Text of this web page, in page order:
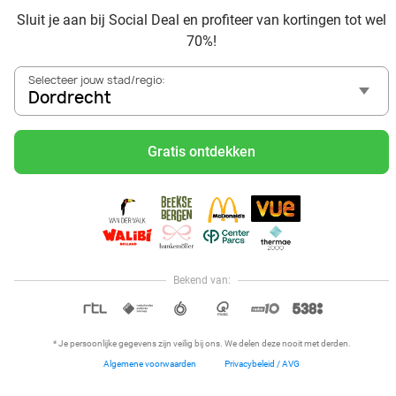
Sluit je aan bij Social Deal en profiteer van kortingen tot wel
70%!
Selecteer jouw stad/regio:
Dordrecht
Gratis ontdekken
Bekend van:
* Je persoonlijke gegevens zijn veilig bij ons. We delen deze nooit met derden.
Algemene voorwaarden Privacybeleid / AVG
Voordelig genieten bij Sunparks met korting vanuit
Met hoge korting naar de zonnebank in Dordrecht
Skiën met korting in Dordrecht? Ontdek de leukste
skihallen en indoor skibanen
Schaatsen in Dordrecht en omgeving
Holiday on Ice tickets met korting in Dordrecht
Social Deal voordeelshop: ah, zoveel mooie deals in regio
Reis af naar Ketteler Hof vanuit Dordrecht en beleef ultiem
speelplezier met de kids
Hoi, onze klantenservice is open,
dus als je een vraag hebt helpen